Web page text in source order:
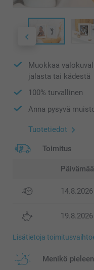
Muokkaa
jalasta tai kädestä
100% turvallinen
Anna pysyvä
Tuotetiedot
Toimitus
14.8.2026
19.8.2026
Lisätietoja
Menikö